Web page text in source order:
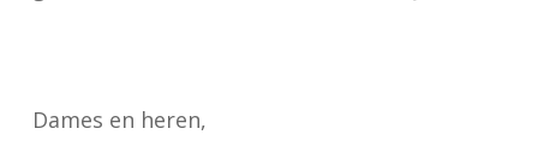
Dames en heren,